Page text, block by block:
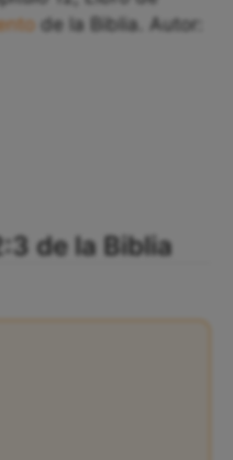
de la Biblia. Autor:
de la Biblia